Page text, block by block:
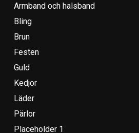
Armband och halsband
Bling
Brun
Festen
Guld
Kedjor
Läder
Pärlor
Placeholder 1